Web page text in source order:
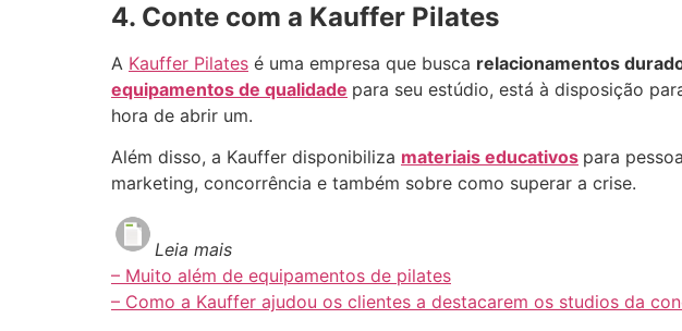
4. Conte com a Kauffer Pilates
A Kauffer Pilates é uma empresa que busca relacionamentos
equipamentos de qualidade para seu estúdio, está à disposição
hora de abrir um.
Além disso, a Kauffer disponibiliza materiais educativos para
marketing, concorrência e também sobre como superar a crise.
Leia mais
– Muito além de equipamentos de pilates
– Como a Kauffer ajudou os clientes a destacarem os studios da